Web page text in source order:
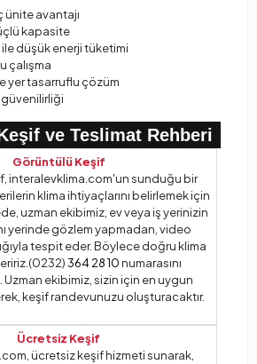
ünite avantajı
kapasite
düşük enerji tüketimi
çalışma
yer tasarruflu çözüm
ve Teslimat Rehberi
Görüntülü Keşif
interalevklima.com'un sunduğu bir
klima ihtiyaçlarını belirlemek için
uzman ekibimiz, ev veya iş yerinizin
yerinde gözlem yapmadan, video
tespit eder. Böylece doğru klima
364 28 10numarasını
Uzman ekibimiz, sizin için en uygun
keşif randevunuzu oluşturacaktır.
Ücretsiz Keşif
ücretsiz keşif hizmeti sunarak,